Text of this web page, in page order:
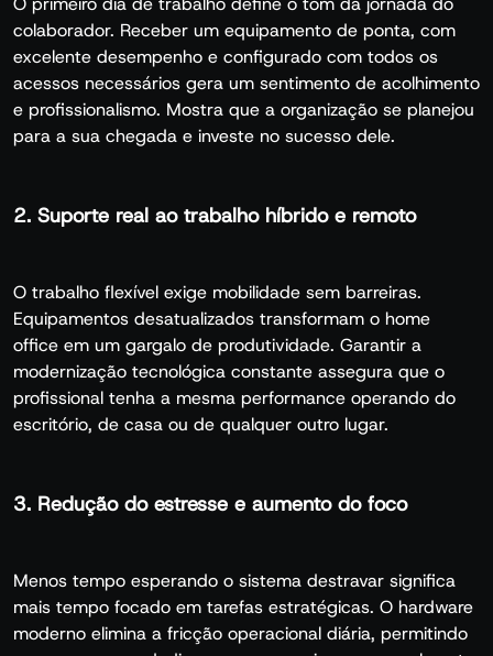
colaborador. Receber um equipamento de ponta, com
excelente desempenho e configurado com todos os
acessos necessários gera um sentimento de acolhimento
e profissionalismo. Mostra que a organização se planejou
para a sua chegada e investe no sucesso dele.
2. Suporte real ao trabalho híbrido e remoto
O trabalho flexível exige mobilidade sem barreiras.
Equipamentos desatualizados transformam o home
office em um gargalo de produtividade. Garantir a
modernização tecnológica constante assegura que o
profissional tenha a mesma performance operando do
escritório, de casa ou de qualquer outro lugar.
3. Redução do estresse e aumento do foco
Menos tempo esperando o sistema destravar significa
mais tempo focado em tarefas estratégicas. O hardware
moderno elimina a fricção operacional diária, permitindo